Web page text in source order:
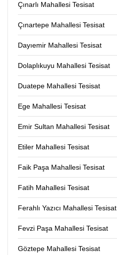
Çınarlı Mahallesi Tesisat
Çınartepe Mahallesi Tesisat
Dayıemir Mahallesi Tesisat
Dolaplıkuyu Mahallesi Tesisat
Duatepe Mahallesi Tesisat
Ege Mahallesi Tesisat
Emir Sultan Mahallesi Tesisat
Etiler Mahallesi Tesisat
Faik Paşa Mahallesi Tesisat
Fatih Mahallesi Tesisat
Ferahlı Yazıcı Mahallesi Tesisat
Fevzi Paşa Mahallesi Tesisat
Göztepe Mahallesi Tesisat